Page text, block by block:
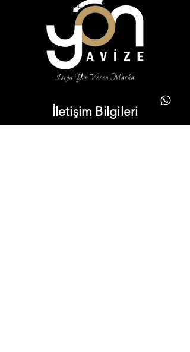
İletişim Bilgileri